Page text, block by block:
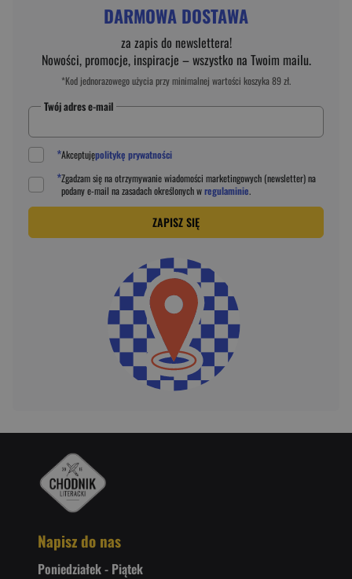
DARMOWA DOSTAWA
za zapis do newslettera!
Nowości, promocje, inspiracje – wszystko na Twoim mailu.
*Kod jednorazowego użycia przy minimalnej wartości koszyka 89 zł.
Twój adres e-mail
*Akceptujępolitykę prywatności
*Zgadzam się na otrzymywanie wiadomości marketingowych (newsletter) na
podanye-mail na zasadach określonych wregulaminie.
ZAPISZ SIĘ
Napisz do nas
Poniedziałek - Piątek